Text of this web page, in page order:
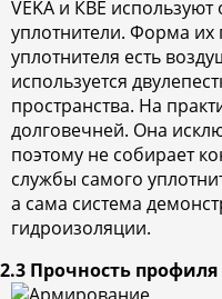
VEKA и КВЕ
уплотнители. Форма их
уплотнителя есть
используется
пространства. На
долговечней. Она
поэтому не собирает
службы самого
а сама система
гидроизоляции.
2.3 Прочность профиля